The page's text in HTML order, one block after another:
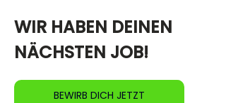
WIR HABEN DEINEN
NÄCHSTEN JOB!
BEWIRB DICH JETZT